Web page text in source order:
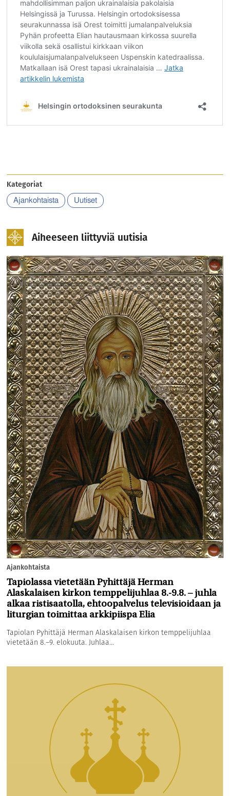
Kategoriat
Ajankohtaista Uutiset
Aiheeseen liittyviä uutisia
Ajankohtaista
Tapiolassa vietetään Pyhittäjä Herman
Alaskalaisen kirkon temppelijuhlaa 8.-9.8. – juhla
alkaa ristisaatolla, ehtoopalvelus televisioidaan ja
liturgian toimittaa arkkipiispa Elia
Tapiolan Pyhittäjä Herman Alaskalaisen kirkon temppelijuhlaa
vietetään 8.–9. elokuuta. Juhlaa...